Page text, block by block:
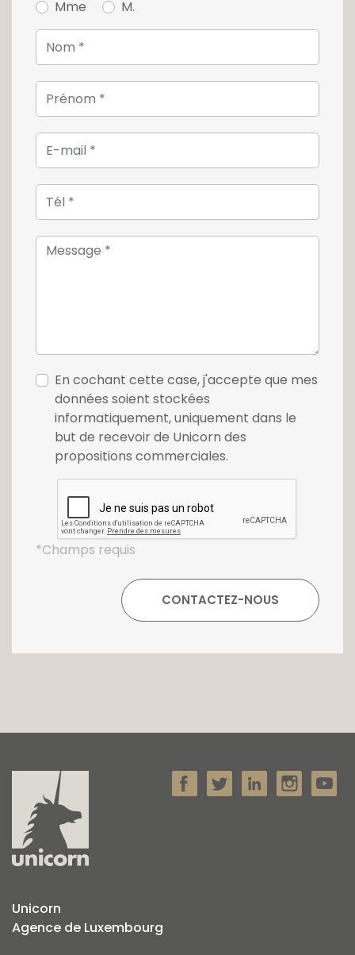
Mme M.
En cochant cette case, j'accepte que mes
données soient stockées
informatiquement, uniquement dans le
but de recevoir de Unicorn des
propositions commerciales.
*Champs requis
Unicorn
Agence de Luxembourg